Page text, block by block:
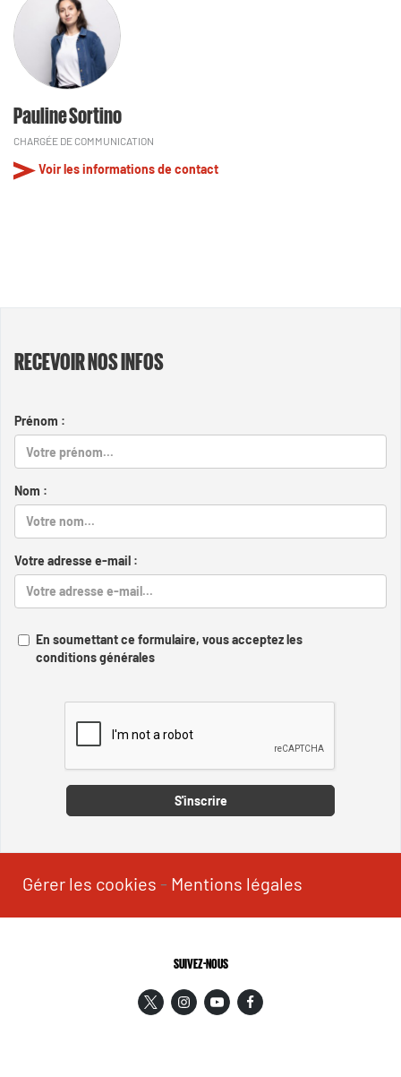
Pauline Sortino
CHARGÉE DE COMMUNICATION
Voir les informations de contact
RECEVOIR NOS INFOS
Prénom :
Nom :
Votre adresse e-mail :
En soumettant ce formulaire, vous acceptez les
conditions générales
S'inscrire
Gérer les cookies - Mentions légales
SUIVEZ-NOUS